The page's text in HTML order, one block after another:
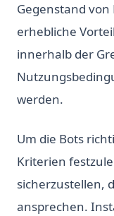
Gegenstand
erhebliche
innerhalb der
werden.
Um die Bots
Kriterien
sicherzustellen,
ansprechen.